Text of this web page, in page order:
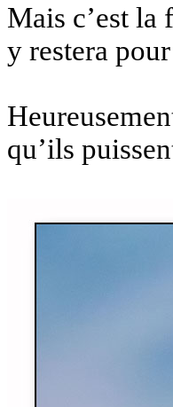
Mais c’est la
y restera
qu’ils